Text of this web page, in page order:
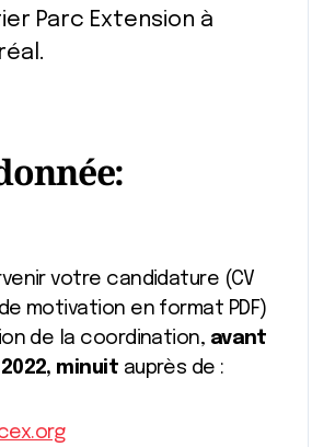
Parc Extension à
votre candidature (CV
motivation en format PDF)
de la coordination, avant
2022, minuit auprès de :